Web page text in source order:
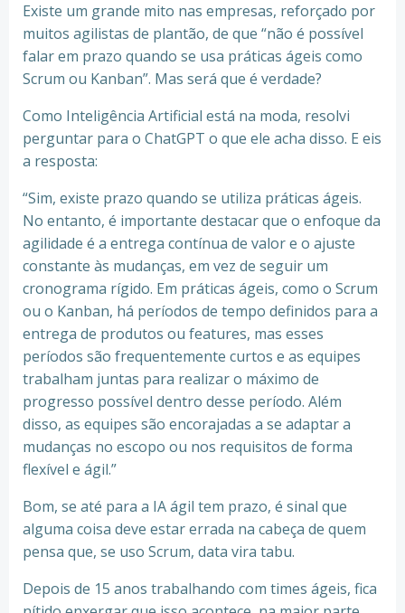
Existe um grande mito nas empresas, reforçado por
muitos agilistas de plantão, de que “não é possível
falar em prazo quando se usa práticas ágeis como
Scrum ou Kanban”. Mas será que é verdade?
Como Inteligência Artificial está na moda, resolvi
perguntar para o ChatGPT o que ele acha disso. E eis
a resposta:
“Sim, existe prazo quando se utiliza práticas ágeis.
No entanto, é importante destacar que o enfoque da
agilidade é a entrega contínua de valor e o ajuste
constante às mudanças, em vez de seguir um
cronograma rígido. Em práticas ágeis, como o Scrum
ou o Kanban, há períodos de tempo definidos para a
entrega de produtos ou features, mas esses
períodos são frequentemente curtos e as equipes
trabalham juntas para realizar o máximo de
progresso possível dentro desse período. Além
disso, as equipes são encorajadas a se adaptar a
mudanças no escopo ou nos requisitos de forma
flexível e ágil.”
Bom, se até para a IA ágil tem prazo, é sinal que
alguma coisa deve estar errada na cabeça de quem
pensa que, se uso Scrum, data vira tabu.
Depois de 15 anos trabalhando com times ágeis, fica